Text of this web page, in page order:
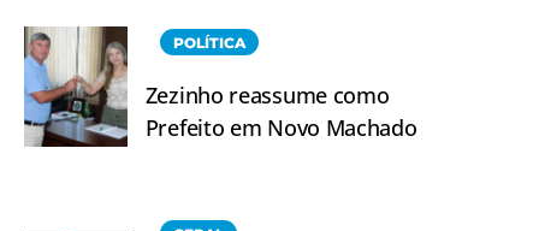
POLÍTICA
Zezinho reassume como
Prefeito em Novo Machado